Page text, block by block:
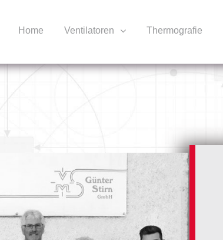
Home Ventilatoren Thermografie